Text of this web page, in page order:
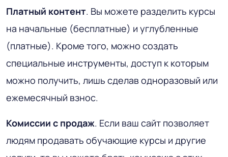
Платный контент. Вы можете разделить курсы
на начальные (бесплатные) и углубленные
(платные). Кроме того, можно создать
специальные инструменты, доступ к которым
можно получить, лишь сделав одноразовый или
ежемесячный взнос.
Комиссии с продаж. Если ваш сайт позволяет
людям продавать обучающие курсы и другие